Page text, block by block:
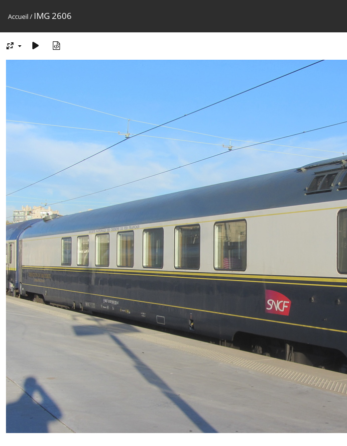
Accueil/ IMG 2606